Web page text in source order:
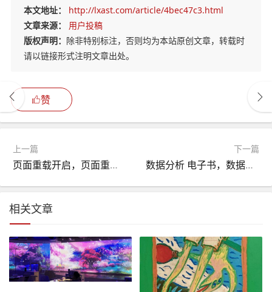
本文地址：
http://lxast.com/article/4bec47c3.html
文章来源：
用户投稿
版权声明： 除非特别标注，否则均为本站原创文章，转载时
请以链接形式注明文章出处。
赞
上一篇
页面重载开启，页面重载开启什么意思
下一篇
数据分析 电子书，数据分析教材
相关文章